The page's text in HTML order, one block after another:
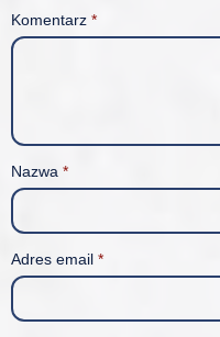
Komentarz *
Nazwa *
Adres email *